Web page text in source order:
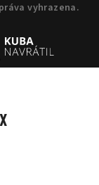
vyhrazena.